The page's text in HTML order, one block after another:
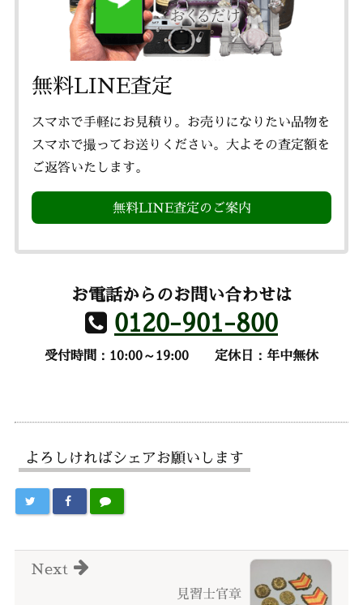
無料LINE査定
スマホで手軽にお見積り。お売りになりたい品物を
スマホで撮ってお送りください。大よその査定額を
ご返答いたします。
無料LINE査定のご案内
お電話からのお問い合わせは
0120-901-800
受付時間：10:00～19:00 定休日：年中無休
よろしければシェアお願いします
見習士官章
Next